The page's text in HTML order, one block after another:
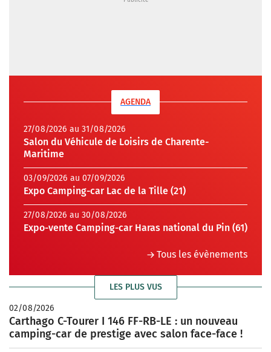
AGENDA
27/08/2026 au 31/08/2026
Salon du Véhicule de Loisirs de Charente-
Maritime
03/09/2026 au 07/09/2026
Expo Camping-car Lac de la Tille (21)
27/08/2026 au 30/08/2026
Expo-vente Camping-car Haras national du Pin (61)
Tous les évènements
LES PLUS VUS
02/08/2026
Carthago C-Tourer I 146 FF-RB-LE : un nouveau
camping-car de prestige avec salon face-face !